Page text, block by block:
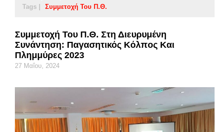
Tags | Συμμετοχή Του Π.Θ.
Συμμετοχή Του Π.Θ. Στη Διευρυμένη
Συνάντηση: Παγασητικός Κόλπος Και
Πλημμύρες 2023
27 Μαΐου, 2024